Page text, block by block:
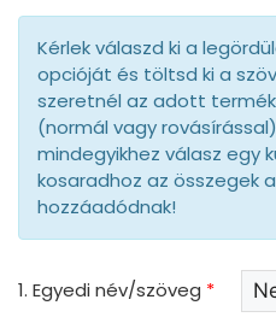
Kérlek válaszd ki a
opcióját és töltsd ki a
szeretnél az adott
(normál vagy
mindegyikhez válasz egy
kosaradhoz az összegek
hozzáadódnak!
1. Egyedi név/szöveg *